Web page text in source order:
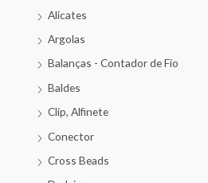
Alicates
Argolas
Balanças - Contador de Fio
Baldes
Clip, Alfinete
Conector
Cross Beads